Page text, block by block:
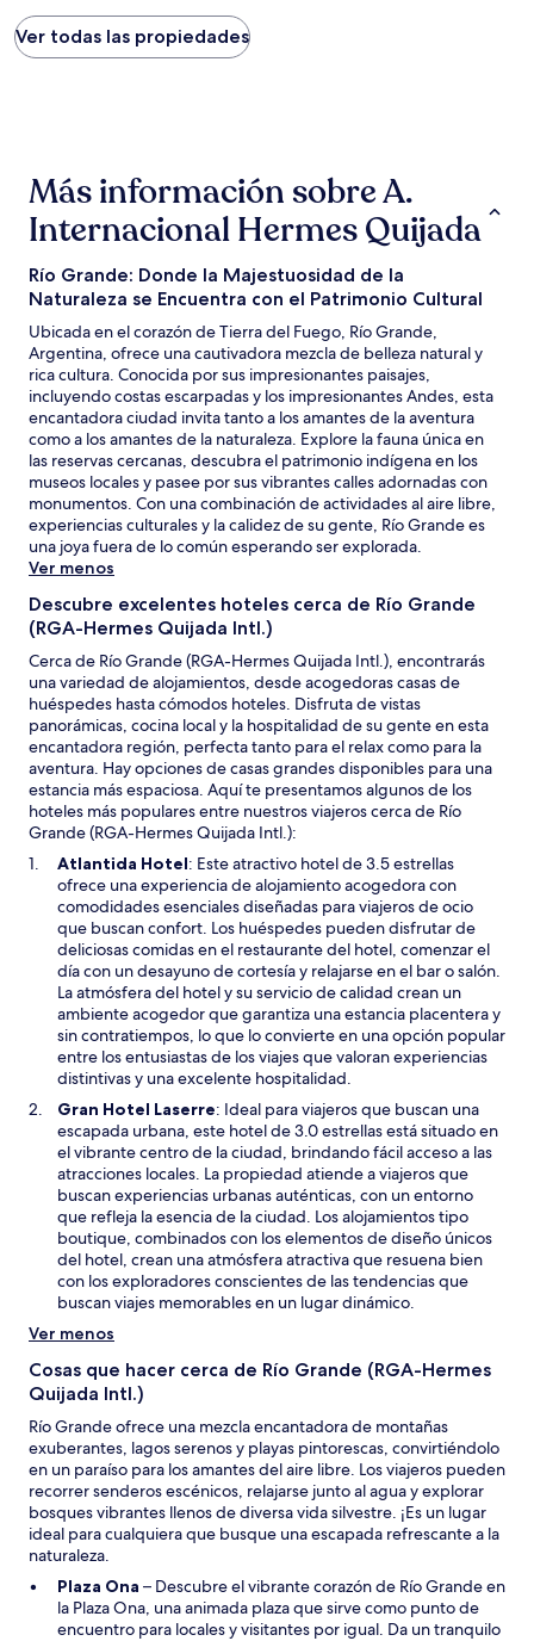
por
noche
encontrado
con
base
estancia
de
noche
para
adultos.
Los
precios
disponibilidad
están
sujetos
Aplican
términos
adicionales.
Ver todas las propiedades
Más información sobre A.
Internacional Hermes Quijada
Río Grande: Donde la Majestuosidad de la
Naturaleza se Encuentra con el Patrimonio Cultural
Ubicada en el corazón de Tierra del Fuego, Río Grande,
Argentina, ofrece una cautivadora mezcla de belleza natural y
rica cultura. Conocida por sus impresionantes paisajes,
incluyendo costas escarpadas y los impresionantes Andes, esta
encantadora ciudad invita tanto a los amantes de la aventura
como a los amantes de la naturaleza. Explore la fauna única en
las reservas cercanas, descubra el patrimonio indígena en los
museos locales y pasee por sus vibrantes calles adornadas con
monumentos. Con una combinación de actividades al aire libre,
experiencias culturales y la calidez de su gente, Río Grande es
una joya fuera de lo común esperando ser explorada.
Ver menos
Descubre excelentes hoteles cerca de Río Grande
(RGA-Hermes Quijada Intl.)
Cerca de Río Grande (RGA-Hermes Quijada Intl.), encontrarás
una variedad de alojamientos, desde acogedoras casas de
huéspedes hasta cómodos hoteles. Disfruta de vistas
panorámicas, cocina local y la hospitalidad de su gente en esta
encantadora región, perfecta tanto para el relax como para la
aventura. Hay opciones de casas grandes disponibles para una
estancia más espaciosa. Aquí te presentamos algunos de los
hoteles más populares entre nuestros viajeros cerca de Río
Grande (RGA-Hermes Quijada Intl.):
Atlantida HotelS
e
a
b
r
i
r
á
e
n
u
a
n
u
e
v
a
v
e
n
t
a
: Este atractivo hotel de 3.5 estrellas
ofrece una experiencia de alojamiento acogedora con
comodidades esenciales diseñadas para viajeros de ocio
que buscan confort. Los huéspedes pueden disfrutar de
deliciosas comidas en el restaurante del hotel, comenzar el
día con un desayuno de cortesía y relajarse en el bar o salón.
La atmósfera del hotel y su servicio de calidad crean un
ambiente acogedor que garantiza una estancia placentera y
sin contratiempos, lo que lo convierte en una opción popular
entre los entusiastas de los viajes que valoran experiencias
distintivas y una excelente hospitalidad.
Gran Hotel LaserreS
e
a
b
r
i
r
á
e
n
a
e
v
a
v
e
n
a
n
a
: Ideal para viajeros que buscan una
escapada urbana, este hotel de 3.0 estrellas está situado en
el vibrante centro de la ciudad, brindando fácil acceso a las
atracciones locales. La propiedad atiende a viajeros que
buscan experiencias urbanas auténticas, con un entorno
que refleja la esencia de la ciudad. Los alojamientos tipo
boutique, combinados con los elementos de diseño únicos
del hotel, crean una atmósfera atractiva que resuena bien
con los exploradores conscientes de las tendencias que
buscan viajes memorables en un lugar dinámico.
Ver menos
Cosas que hacer cerca de Río Grande (RGA-Hermes
Quijada Intl.)
Río Grande ofrece una mezcla encantadora de montañas
exuberantes, lagos serenos y playas pintorescas, convirtiéndolo
en un paraíso para los amantes del aire libre. Los viajeros pueden
recorrer senderos escénicos, relajarse junto al agua y explorar
bosques vibrantes llenos de diversa vida silvestre. ¡Es un lugar
ideal para cualquiera que busque una escapada refrescante a la
naturaleza.
Plaza Ona S
e
a
– Descubre el vibrante corazón de Río Grande en
la Plaza Ona, una animada plaza que sirve como punto de
encuentro para locales y visitantes por igual. Da un tranquilo